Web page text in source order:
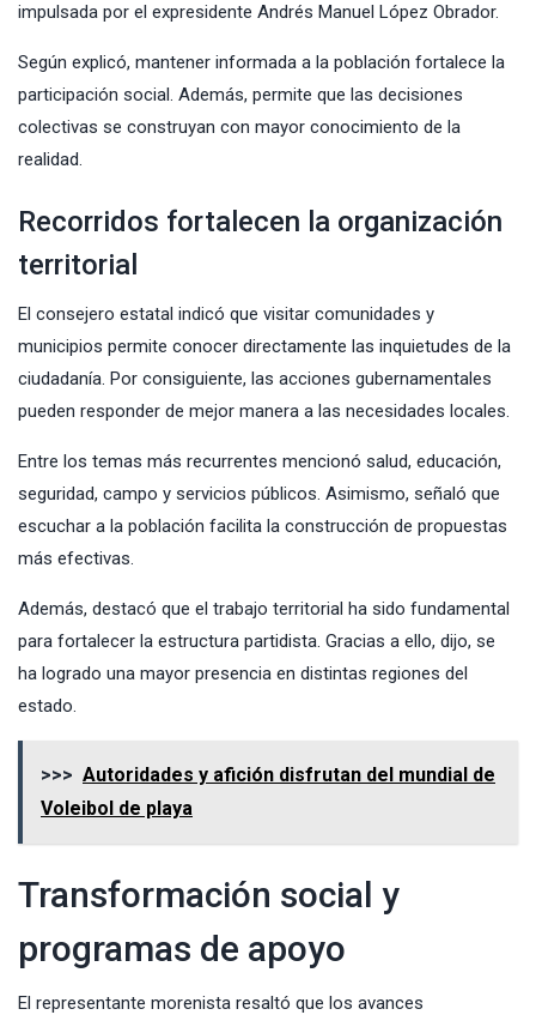
impulsada por el expresidente Andrés Manuel López Obrador.
Según explicó, mantener informada a la población fortalece la
participación social. Además, permite que las decisiones
colectivas se construyan con mayor conocimiento de la
realidad.
Recorridos fortalecen la organización
territorial
El consejero estatal indicó que visitar comunidades y
municipios permite conocer directamente las inquietudes de la
ciudadanía. Por consiguiente, las acciones gubernamentales
pueden responder de mejor manera a las necesidades locales.
Entre los temas más recurrentes mencionó salud, educación,
seguridad, campo y servicios públicos. Asimismo, señaló que
escuchar a la población facilita la construcción de propuestas
más efectivas.
Además, destacó que el trabajo territorial ha sido fundamental
para fortalecer la estructura partidista. Gracias a ello, dijo, se
ha logrado una mayor presencia en distintas regiones del
estado.
>>> Autoridades y afición disfrutan del mundial de
Voleibol de playa
Transformación social y
programas de apoyo
El representante morenista resaltó que los avances